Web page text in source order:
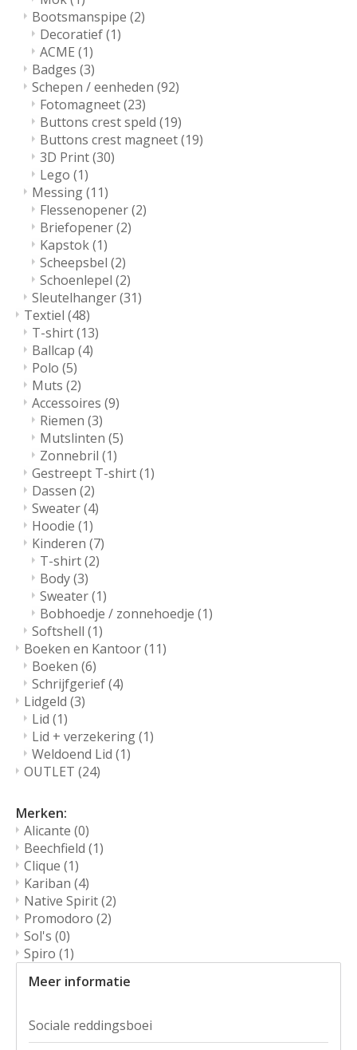
Bootsmanspipe (2)
Decoratief(1)
ACME (1)
Badges (3)
Schepen / eenheden (92)
Fotomagneet(23)
Buttons crest speld (19)
Buttons crest magneet(19)
3D Print(30)
Lego (1)
Messing(11)
Flessenopener(2)
Briefopener(2)
Kapstok(1)
Scheepsbel (2)
Schoenlepel (2)
Sleutelhanger(31)
Textiel (48)
T-shirt(13)
Ballcap (4)
Polo (5)
Muts (2)
Accessoires (9)
Riemen (3)
Mutslinten (5)
Zonnebril (1)
Gestreept T-shirt(1)
Dassen (2)
Sweater(4)
Hoodie (1)
Kinderen (7)
T-shirt(2)
Body(3)
Sweater(1)
Bobhoedje / zonnehoedje (1)
Softshell (1)
Boeken en Kantoor(11)
Boeken (6)
Schrijfgerief(4)
Lidgeld (3)
Lid (1)
Lid + verzekering(1)
Weldoend Lid (1)
OUTLET (24)
Merken:
Alicante (0)
Beechfield (1)
Clique (1)
Kariban (4)
Native Spirit(2)
Promodoro (2)
Sol's (0)
Spiro (1)
Meer informatie
Sociale reddingsboei